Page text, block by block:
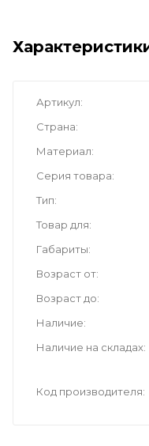
Артикул
Страна
Материал
Серия товара
Тип
Товар для
Габариты
Возраст от
Возраст до
Наличие
Наличие на складах
Код производителя